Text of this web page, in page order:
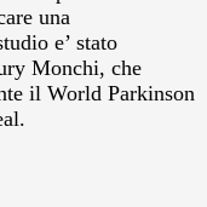
una
e’ stato
Monchi, che
il World Parkinson